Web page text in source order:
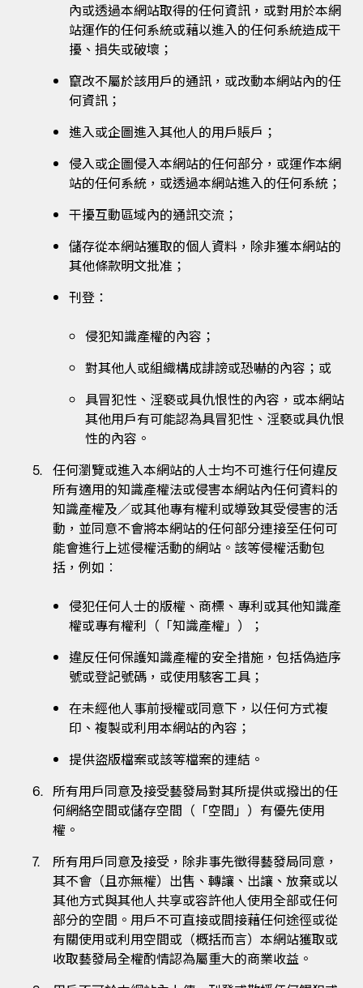
內或透過本網站取得的任何資訊，或對用於本網
站運作的任何系統或藉以進入的任何系統造成干
擾、損失或破壞；
竄改不屬於該用戶的通訊，或改動本網站內的任
何資訊；
進入或企圖進入其他人的用戶賬戶；
侵入或企圖侵入本網站的任何部分，或運作本網
站的任何系統，或透過本網站進入的任何系統；
干擾互動區域內的通訊交流；
儲存從本網站獲取的個人資料，除非獲本網站的
其他條款明文批准；
刊登：
侵犯知識產權的內容；
對其他人或組織構成誹謗或恐嚇的內容；或
具冒犯性、淫褻或具仇恨性的內容，或本網站
其他用戶有可能認為具冒犯性、淫褻或具仇恨
性的內容。
任何瀏覽或進入本網站的人士均不可進行任何違反
所有適用的知識產權法或侵害本網站內任何資料的
知識產權及／或其他專有權利或導致其受侵害的活
動，並同意不會將本網站的任何部分連接至任何可
能會進行上述侵權活動的網站。該等侵權活動包
括，例如︰
侵犯任何人士的版權、商標、專利或其他知識產
權或專有權利（「知識產權」）；
違反任何保護知識產權的安全措施，包括偽造序
號或登記號碼，或使用駭客工具；
在未經他人事前授權或同意下，以任何方式複
印、複製或利用本網站的內容；
提供盜版檔案或該等檔案的連結。
所有用戶同意及接受藝發局對其所提供或撥出的任
何網絡空間或儲存空間（「空間」）有優先使用
權。
所有用戶同意及接受，除非事先徵得藝發局同意，
其不會（且亦無權）出售、轉讓、出讓、放棄或以
其他方式與其他人共享或容許他人使用全部或任何
部分的空間。用戶不可直接或間接藉任何途徑或從
有關使用或利用空間或（概括而言）本網站獲取或
收取藝發局全權酌情認為屬重大的商業收益。